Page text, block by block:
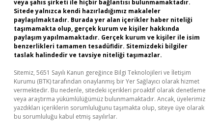
veya şahıs şirketi ile hiçbir bağlantısı bulunmamaktadır.
Sitede yalnızca kendi hazırladığımız makaleler
paylaşılmaktadır. Burada yer alan içerikler haber niteliği
taşımamakta olup, gerçek kurum ve kişiler hakkında
paylaşım yapılmamaktadır. Gerçek kurum ve kişiler ile isim
benzerlikleri tamamen tesadüfidir. Sitemizdeki bilgiler
taslak halindedir ve tavsiye niteliği taşımazlar.
Sitemiz, 5651 Sayılı Kanun gereğince Bilgi Teknolojileri ve İletişim
Kurumu (BTK) tarafından onaylanmış bir Yer Sağlayıcı olarak hizmet
vermektedir. Bu nedenle, sitedeki içerikleri proaktif olarak denetleme
veya araştırma yükümlülüğümüz bulunmamaktadır. Ancak, üyelerimiz
yazdıkları içeriklerin sorumluluğunu taşımakta olup, siteye üye olarak
bu sorumluluğu kabul etmiş sayılırlar.